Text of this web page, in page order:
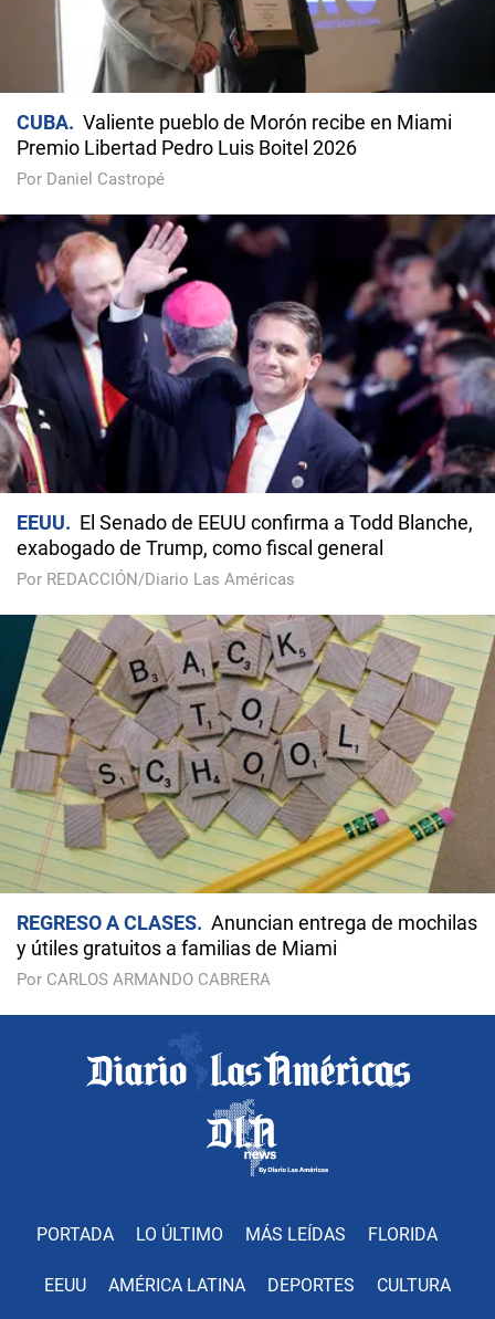
CUBA
Valiente pueblo de Morón recibe en Miami
Premio Libertad Pedro Luis Boitel 2026
Por Daniel Castropé
EEUU
El Senado de EEUU confirma a Todd Blanche,
exabogado de Trump, como fiscal general
Por REDACCIÓN/Diario Las Américas
REGRESO A CLASES
Anuncian entrega de mochilas
y útiles gratuitos a familias de Miami
Por CARLOS ARMANDO CABRERA
PORTADA LO ÚLTIMO MÁS LEÍDAS FLORIDA
EEUU AMÉRICA LATINA DEPORTES CULTURA